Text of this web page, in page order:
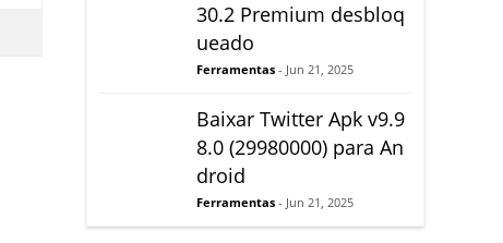
30.2 Premium desbloq
ueado
Ferramentas - Jun 21, 2025
Baixar Twitter Apk v9.9
8.0 (29980000) para An
droid
Ferramentas - Jun 21, 2025